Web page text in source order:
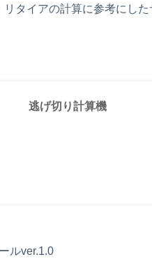
タイアの計算に参考にした
逃げ切り計算機
ルver.1.0